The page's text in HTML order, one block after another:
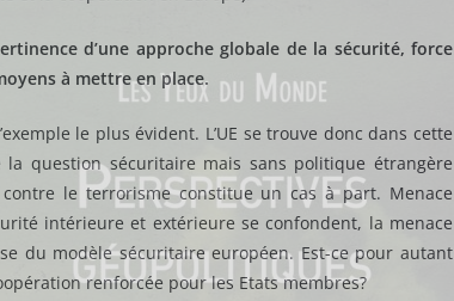
d’une approche globale de la sécurité, force
à mettre en place.
le plus évident. L’UE se trouve donc dans cette
question sécuritaire mais sans politique étrangère
le terrorisme constitue un cas à part. Menace
intérieure et extérieure se confondent, la menace
du modèle sécuritaire européen. Est-ce pour autant
renforcée pour les Etats membres?